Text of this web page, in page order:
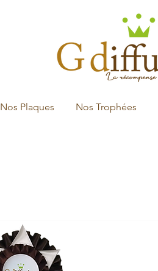
Nos Plaques Nos Trophées